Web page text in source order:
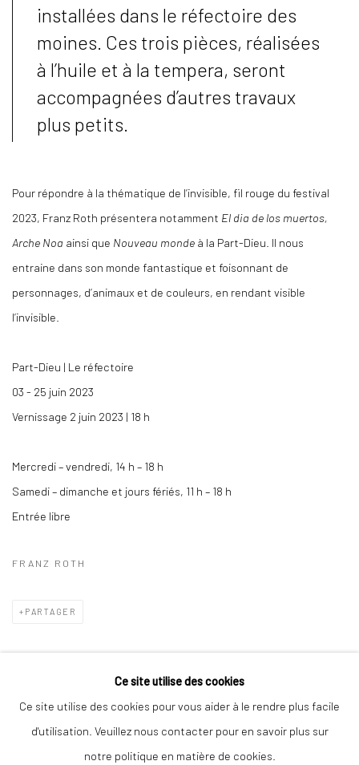
installées dans le réfectoire des
moines. Ces trois pièces, réalisées
à l’huile et à la tempera, seront
accompagnées d’autres travaux
plus petits.
Pour répondre à la thématique de l’invisible, fil rouge du festival
2023, Franz Roth présentera notamment El dia de los muertos,
Arche Noa ainsi que Nouveau monde à la Part-Dieu. Il nous
entraine dans son monde fantastique et foisonnant de
personnages, d’animaux et de couleurs, en rendant visible
l’invisible.
Part-Dieu | Le réfectoire
03 - 25 juin 2023
Vernissage 2 juin 2023 | 18 h
Mercredi – vendredi, 14 h – 18 h
Samedi – dimanche et jours fériés, 11 h – 18 h
Entrée libre
FRANZ ROTH
PARTAGER
Ce site utilise des cookies
Ce site utilise des cookies pour vous aider à le rendre plus facile
d'utilisation. Veuillez nous contacter pour en savoir plus sur
notre politique en matière de cookies.